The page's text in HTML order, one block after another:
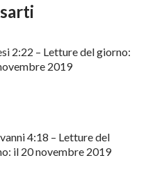
2:22 – Letture del giorno:
2019
4:18 – Letture del
il 20 novembre 2019